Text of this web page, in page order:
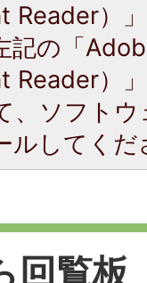
Reader）
記の「
Reader）
、ソフト
ルしてくだ
回覧板